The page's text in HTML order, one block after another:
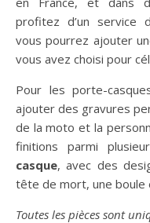
profitez d’un service
vous pourrez ajouter
vous avez choisi pour
Pour les porte-
ajouter des gravures
de la moto et la
finitions parmi
casque, avec des
tête de mort, une boule
Toutes les pièces sont